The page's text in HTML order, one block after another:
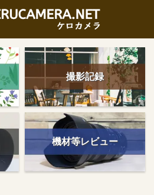
撮影記録
機材等レビュー